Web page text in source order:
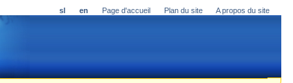
sl en Page d'accueil Plan du site A propos du site